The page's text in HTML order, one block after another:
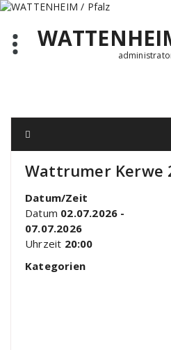
Zum
springen
Wattrumer Kerwe
Datum/Zeit
Datum 02.07.2026 -
07.07.2026
Uhrzeit 20:00
Kategorien